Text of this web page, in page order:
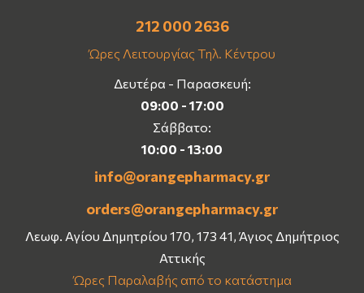
212 000 2636
Ώρες Λειτουργίας Τηλ. Κέντρου
Δευτέρα - Παρασκευή:
09:00 - 17:00
Σάββατο:
10:00 - 13:00
info@orangepharmacy.gr
orders@orangepharmacy.gr
Λεωφ. Αγίου Δημητρίου 170, 173 41, Άγιος Δημήτριος
Αττικής
Ώρες Παραλαβής από το κατάστημα